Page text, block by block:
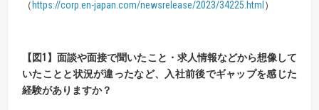
（ https://corp.en-japan.com/newsrelease/2023/34225.html ）
【 図1】面談や面接で聞いたこと・求人情報などから想像して
いたことと状況が違ったなど、 入社前後でギャップを感じた
経験がありますか？